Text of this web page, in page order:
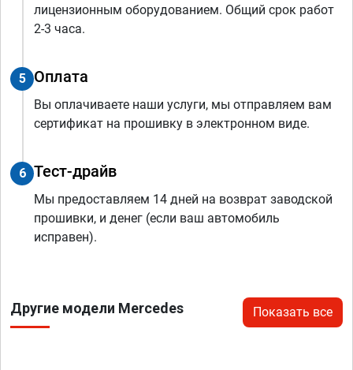
лицензионным оборудованием. Общий срок работ
2-3 часа.
5 Оплата
Вы оплачиваете наши услуги, мы отправляем вам
сертификат на прошивку в электронном виде.
6 Тест-драйв
Мы предоставляем 14 дней на возврат заводской
прошивки, и денег (если ваш автомобиль
исправен).
Другие модели Mercedes Показать все